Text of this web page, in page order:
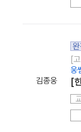
김종웅
[
웅
[